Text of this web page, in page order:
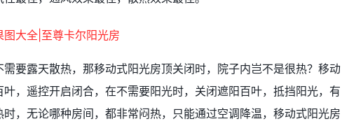
要露天散热，那移动式阳光房顶关闭时，院子内岂不是很热？移动
，遥控开启闭合，在不需要阳光时，关闭遮阳百叶，抵挡阳光，有
，无论哪种房间，都非常闷热，只能通过空调降温，移动式阳光房